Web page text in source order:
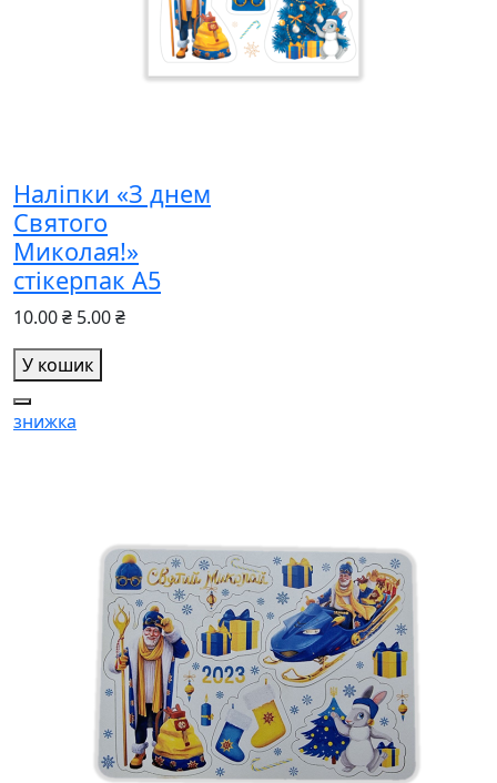
Наліпки «З днем
Святого
Миколая!»
стікерпак А5
10.00 ₴ 5.00 ₴
У кошик
знижка